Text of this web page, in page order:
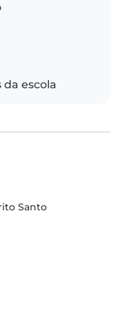
escola
Santo